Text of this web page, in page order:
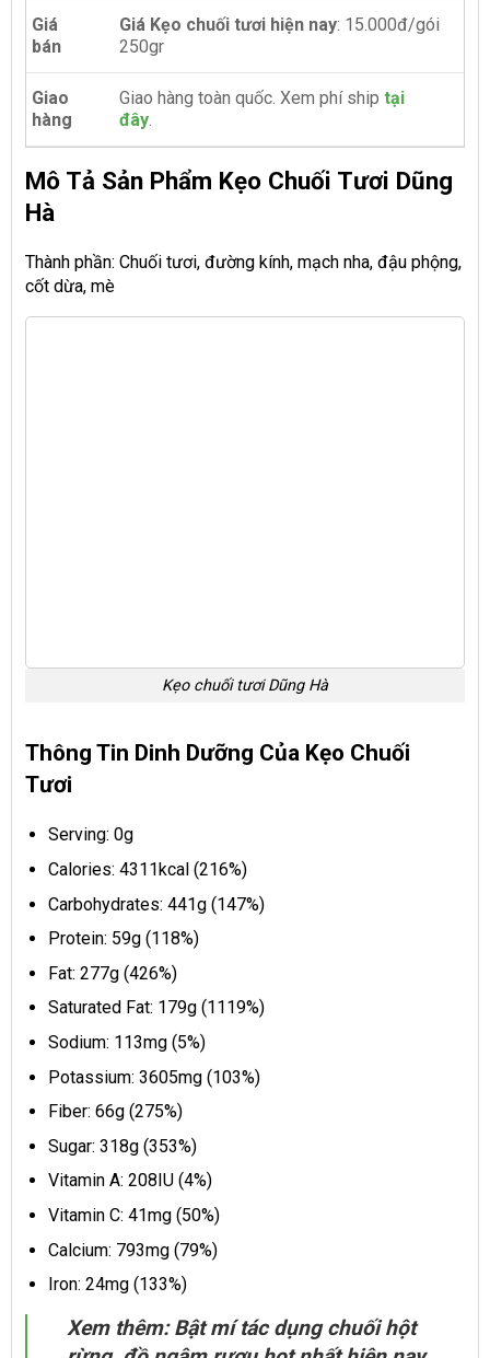
Giá
bán
Giá Kẹo chuối tươi hiện nay: 15.000đ/gói
250gr
Giao
hàng
Giao hàng toàn quốc. Xem phí ship tại
đây.
Mô Tả Sản Phẩm Kẹo Chuối Tươi Dũng
Hà
Thành phần: Chuối tươi, đường kính, mạch nha, đậu phộng,
cốt dừa, mè
Kẹo chuối tươi Dũng Hà
Thông Tin Dinh Dưỡng Của Kẹo Chuối
Tươi
Serving: 0g
Calories: 4311kcal (216%)
Carbohydrates: 441g (147%)
Protein: 59g (118%)
Fat: 277g (426%)
Saturated Fat: 179g (1119%)
Sodium: 113mg (5%)
Potassium: 3605mg (103%)
Fiber: 66g (275%)
Sugar: 318g (353%)
Vitamin A: 208IU (4%)
Vitamin C: 41mg (50%)
Calcium: 793mg (79%)
Iron: 24mg (133%)
Xem thêm: Bật mí tác dụng chuối hột